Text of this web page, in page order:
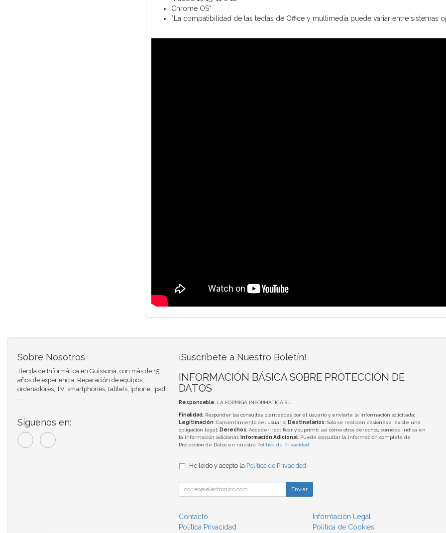
Chrome OS*
*La compatibilidad de las teclas de Office y multimedia puede variar entre sistemas
Sobre Nosotros
Tienda de Informática en Guissona, con más de 15
años de experiencia. Reparación de equipos,
ordenadores, TV, smartphones, tablets, iphone, ipad
Síguenos en:
¡Suscríbete a Nuestro Boletín!
INFORMACIÓN BÁSICA SOBRE PROTECCIÓN DE
DATOS
Responsable: LA FORMIGA INFORMATICA S.L.
Finalidad: Responder las consultas planteadas por el usuario y enviarle la información solicitada;
Legitimación: Consentimiento del usuario; Destinatarios: Solo se realizan cesiones si existe una
obligación legal; Derechos: Acceder, rectificar y suprimir, así como otros derechos, como se indica en
la información adicional;
Información Adicional: Puede consultar la información completa de
Protección de Datos en nuestra Política de Privacidad
He leído y acepto la Política de Privacidad
Enviar
Contacto
Información Legal
Política Privacidad
Política de Cookies